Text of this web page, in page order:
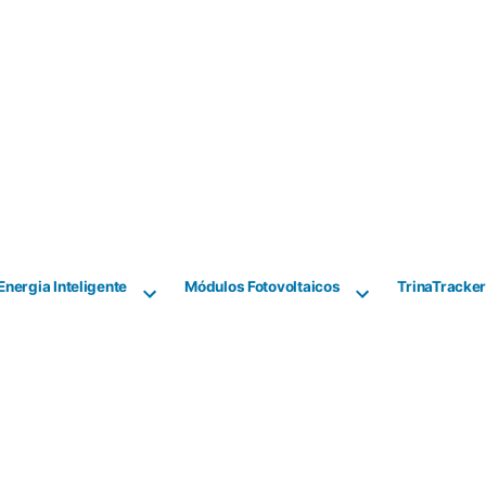
Inteligente Módulos Fotovoltaicos TrinaTracker